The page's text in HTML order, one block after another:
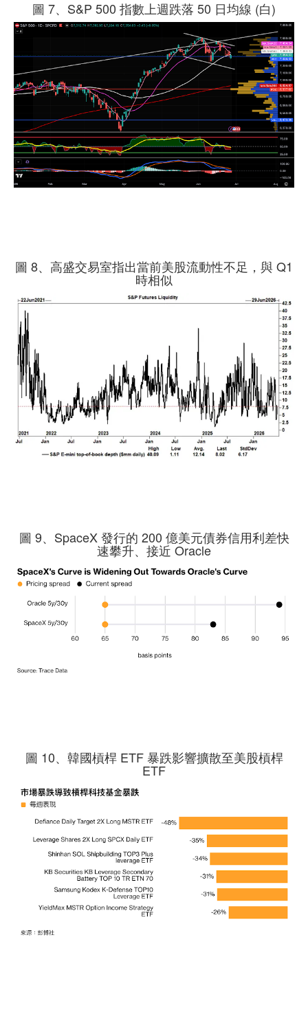
圖 7、S&P 500 指數上週跌落 50 日均線 (白)
圖 8、高盛交易室指出當前美股流動性不足，與 Q1
時相似
圖 9、SpaceX 發行的 200 億美元債券信用利差快
速攀升、接近 Oracle
圖 10、韓國槓桿 ETF 暴跌影響擴散至美股槓桿
ETF